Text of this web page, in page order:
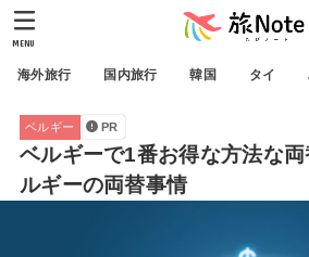
海外旅行 国内旅行 韓国 タイ
MENU
ベルギー PR
ベルギーで1番お得な方法な
ルギーの両替事情